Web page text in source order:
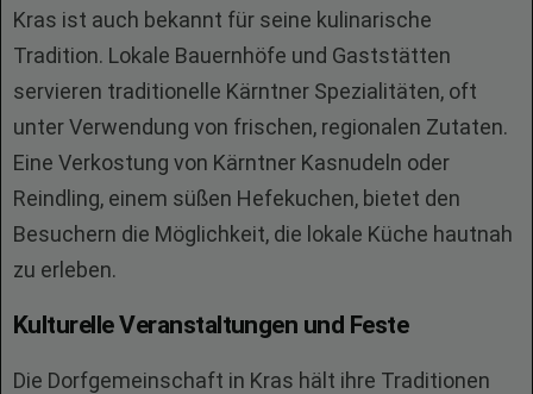
Kras ist auch bekannt für seine kulinarische
Tradition. Lokale Bauernhöfe und Gaststätten
servieren traditionelle Kärntner Spezialitäten, oft
unter Verwendung von frischen, regionalen Zutaten.
Eine Verkostung von Kärntner Kasnudeln oder
Reindling, einem süßen Hefekuchen, bietet den
Besuchern die Möglichkeit, die lokale Küche hautnah
zu erleben.
Kulturelle Veranstaltungen und Feste
Die Dorfgemeinschaft in Kras hält ihre Traditionen